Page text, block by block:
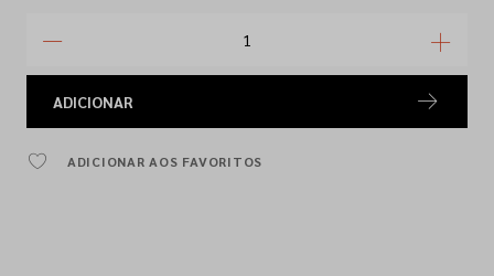
ADICIONAR
ADICIONAR AOS FAVORITOS